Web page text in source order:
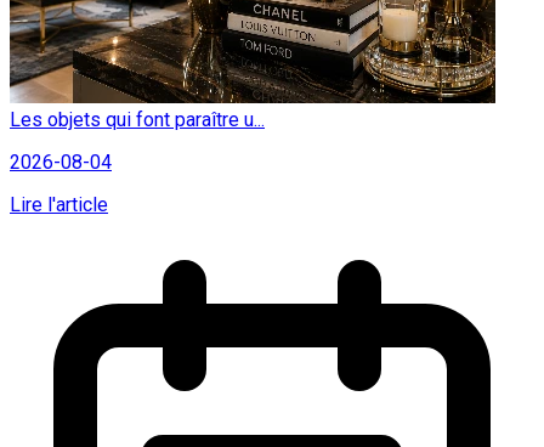
Les objets qui font paraître u...
2026-08-04
Lire l'article